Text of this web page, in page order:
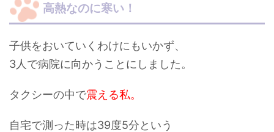
高熱なのに寒い！
子供をおいていくわけにもいかず、
3人で病院に向かうことにしました。
タクシーの中で震える私。
自宅で測った時は39度5分という